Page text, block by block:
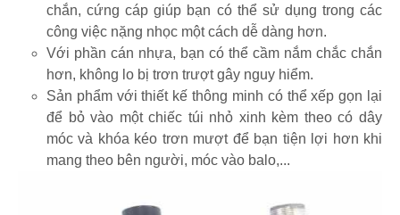
chắn, cứng cáp giúp bạn có thể sử dụng trong các
công việc nặng nhọc một cách dễ dàng hơn.
Với phần cán nhựa, bạn có thể cầm nắm chắc chắn
hơn, không lo bị trơn trượt gây nguy hiểm.
Sản phẩm với thiết kế thông minh có thể xếp gọn lại
để bỏ vào một chiếc túi nhỏ xinh kèm theo có dây
móc và khóa kéo trơn mượt để bạn tiện lợi hơn khi
mang theo bên người, móc vào balo,...